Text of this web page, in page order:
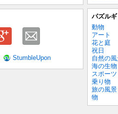
StumbleUpon
パズル
動物
アート
花と庭
祝日
自然の
海の生物
スポーツ
乗り物
旅の風景
物